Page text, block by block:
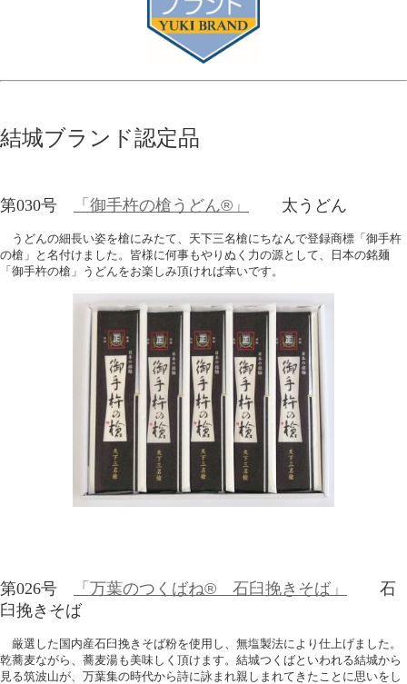
結城ブランド認定品
第030号 「御手杵の槍うどん®」 太うどん
うどんの細長い姿を槍にみたて、天下三名槍にちなんで登録商標「御手杵
の槍」と名付けました。皆様に何事もやりぬく力の源として、日本の銘麺
「御手杵の槍」うどんをお楽しみ頂ければ幸いです。
第026号 「万葉のつくばね® 石臼挽きそば」
石
臼挽きそば
厳選した国内産石臼挽きそば粉を使用し、無塩製法により仕上げました。
乾蕎麦ながら、蕎麦湯も美味しく頂けます。結城つくばといわれる結城から
見る筑波山が、万葉集の時代から詩に詠まれ親しまれてきたことに思いをし